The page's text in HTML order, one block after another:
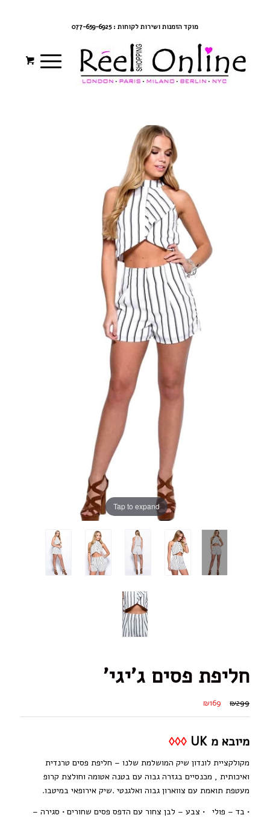
מוקד הזמנות ושירות לקוחות : 077-659-6925
Tap to expand
חליפת פסים ג’יגי’
₪299
₪169
מיובא מ UK ◊◊◊
מקולקציית לונדון שיק המושלמת שלנו – חליפת פסים טרנדית
ואיכותית , מכנסיים בגזרה גבוה עם בטנה אטומה וחולצת קרופ
מעטפת תואמת עם צווארון גבוה ואלגנטי .שיק אירופאי במיטבו.
• בד – פולי • צבע – לבן צחור עם הדפס פסים שחורים • סגירה –